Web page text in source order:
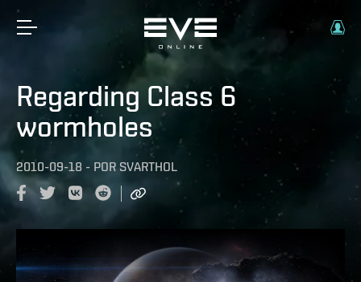
Regarding Class 6
wormholes
2010-09-18 - POR SVARTHOL